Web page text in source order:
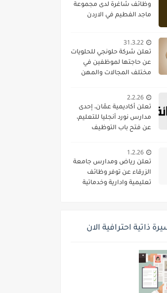
وظائف شاغرة لدى مجموعة
ماجد الفطيم في الاردن
31.3.22
تعلن شركة حلونجي للحلويات
عن حاجتها لموظفين في
مختلف المجالات والمهن
2.2.26
تعلن أكاديمية عمّان، إحدى
مدارس نورد أنجليا للتعليم،
عن فتح باب التوظيف
متميزة للانضمام إلى فريقها
الأكاديمي
1.2.26
تعلن رياض ومدارس جامعة
الزرقاء عن توفر وظائف
تعليمية وادارية وخدماتية
ذاتية احترافية الان